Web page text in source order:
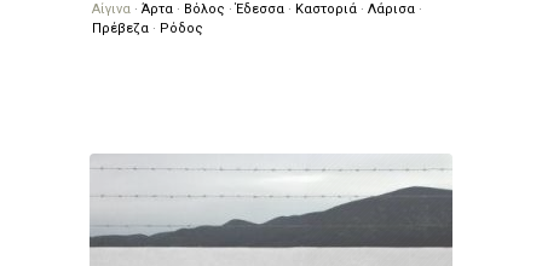
Αίγινα · Άρτα · Βόλος ·Έδεσσα · Καστοριά · Λάρισα ·
Πρέβεζα · Ρόδος